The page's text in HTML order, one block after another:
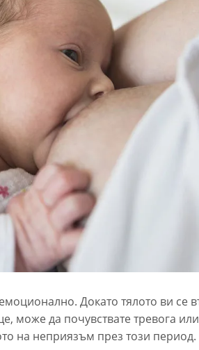
Докато тялото ви се
може да почувствате тревога
на неприязъм през този